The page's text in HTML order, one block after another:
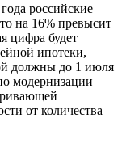
российские
на 16% превысит
цифра будет
ипотеки,
должны до 1 июля
модернизации
от количества